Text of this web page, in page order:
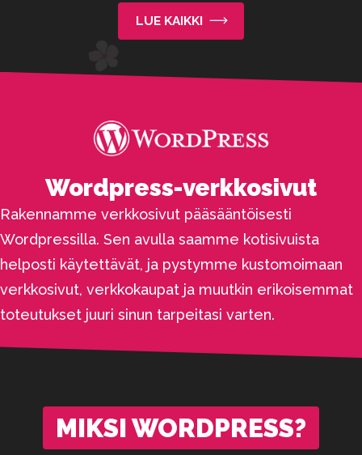
LUE KAIKKI
Wordpress-verkkosivut
Rakennamme verkkosivut pääsääntöisesti
Wordpressilla. Sen avulla saamme kotisivuista
helposti käytettävät, ja pystymme kustomoimaan
verkkosivut, verkkokaupat ja muutkin erikoisemmat
toteutukset juuri sinun tarpeitasi varten.
MIKSI WORDPRESS?